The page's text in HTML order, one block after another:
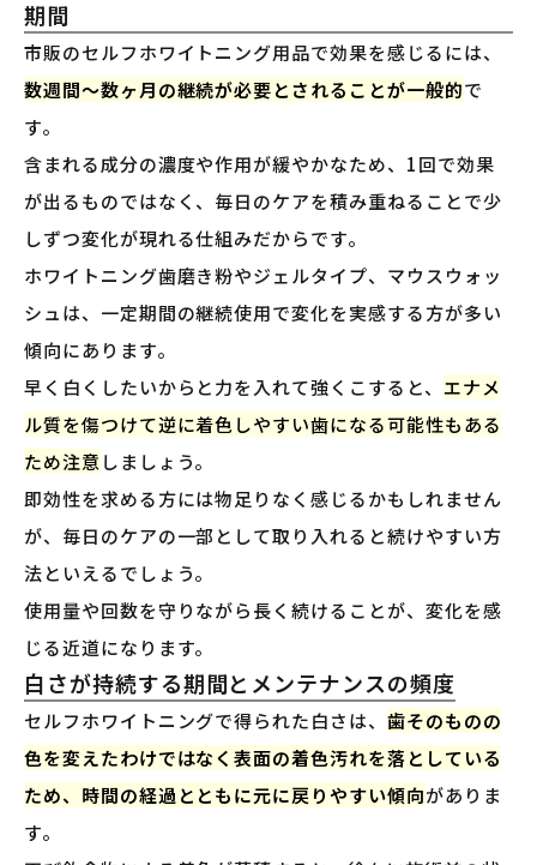
期間
市販のセルフホワイトニング用品で効果を感じるには、
数週間〜数ヶ月の継続が必要とされることが一般的で
す。
含まれる成分の濃度や作用が緩やかなため、1回で効果
が出るものではなく、毎日のケアを積み重ねることで少
しずつ変化が現れる仕組みだからです。
ホワイトニング歯磨き粉やジェルタイプ、マウスウォッ
シュは、一定期間の継続使用で変化を実感する方が多い
傾向にあります。
早く白くしたいからと力を入れて強くこすると、 エナメ
ル質を傷つけて逆に着色しやすい歯になる可能性もある
ため注意 しましょう。
即効性を求める方には物足りなく感じるかもしれません
が、毎日のケアの一部として取り入れると続けやすい方
法といえるでしょう。
使用量や回数を守りながら長く続けることが、変化を感
じる近道になります。
白さが持続する期間とメンテナンスの頻度
セルフホワイトニングで得られた白さは、 歯そのものの
色を変えたわけではなく表面の着色汚れを落としている
ため、時間の経過とともに元に戻りやすい傾向がありま
す。